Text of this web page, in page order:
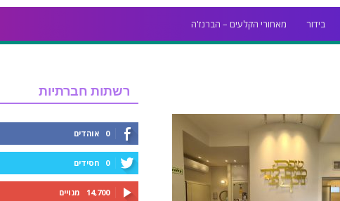
בידור מאחורי הקלעים – הברנז'ה
רשתות חברתיות
0 אוהדים
0 חסידים
14,700 מנויים